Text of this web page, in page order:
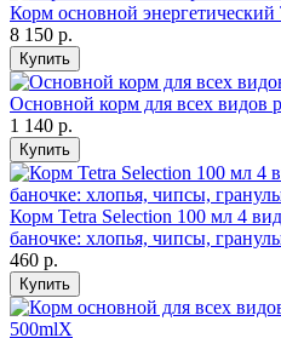
Корм основной
8 150 р.
Купить
Основной корм для всех видов
1 140 р.
Купить
Корм Tetra Selection 100 мл 4
баночке: хлопья, чипсы,
460 р.
Купить